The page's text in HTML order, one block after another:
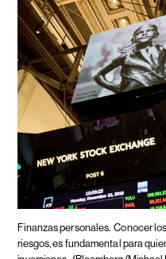
Finanzas personales. Conocer
riesgos, es fundamental para